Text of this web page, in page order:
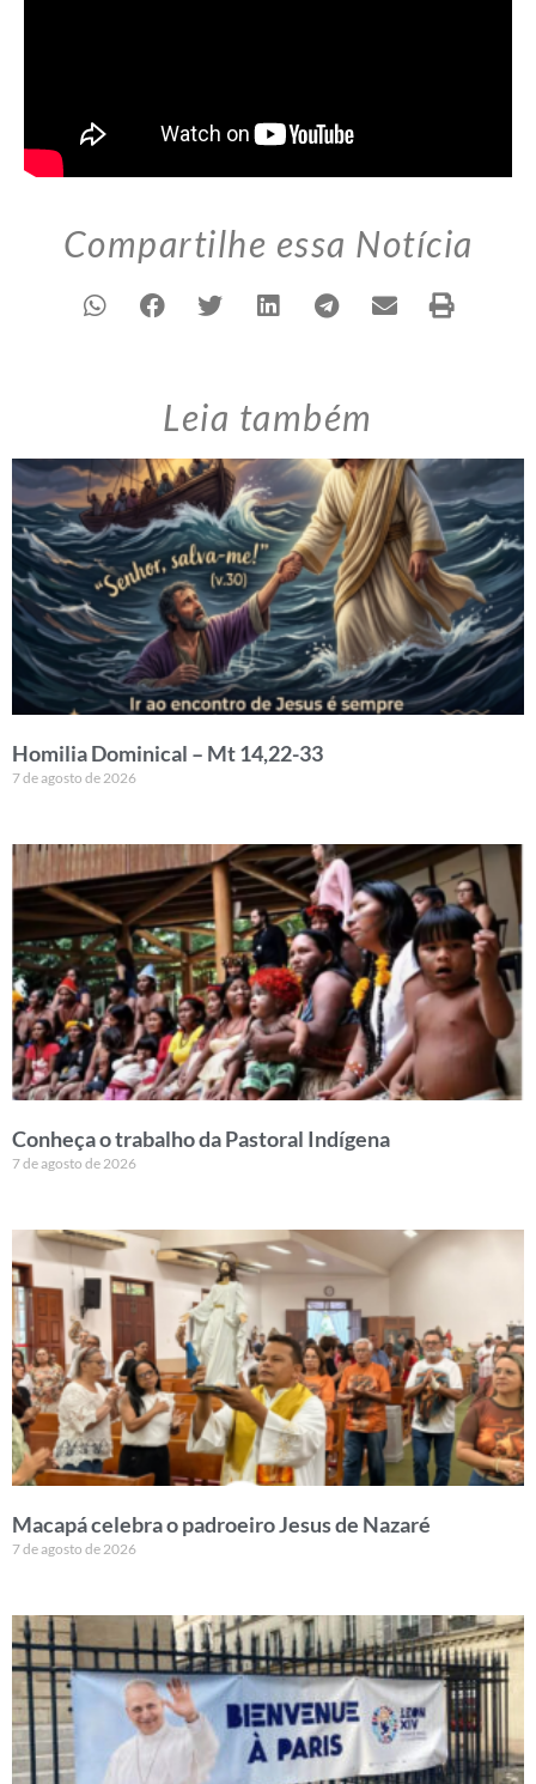
Compartilhe essa Notícia
Leia também
Homilia Dominical – Mt 14,22-33
7 de agosto de 2026
Conheça o trabalho da Pastoral Indígena
7 de agosto de 2026
Macapá celebra o padroeiro Jesus de Nazaré
7 de agosto de 2026